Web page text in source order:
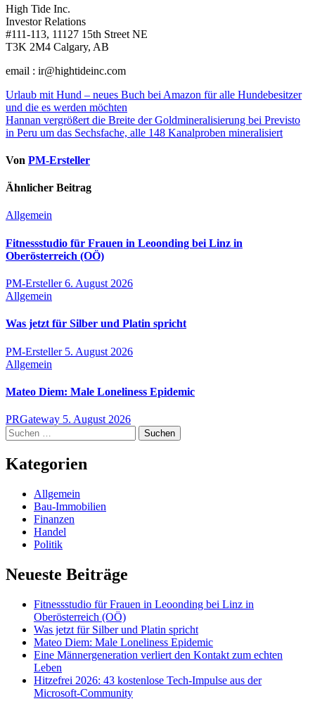
High Tide Inc.
Investor Relations
#111-113, 11127 15th Street NE
T3K 2M4 Calgary, AB
email : ir@hightideinc.com
Beitragsnavigation
Urlaub mit Hund – neues Buch bei Amazon für alle Hundebesitzer
und die es werden möchten
Hannan vergrößert die Breite der Goldmineralisierung bei Previsto
in Peru um das Sechsfache, alle 148 Kanalproben mineralisiert
Von PM-Ersteller
Ähnlicher Beitrag
Allgemein
Fitnessstudio für Frauen in Leoonding bei Linz in
Oberösterreich (OÖ)
PM-Ersteller6. August 2026
Allgemein
Was jetzt für Silber und Platin spricht
PM-Ersteller 5. August 2026
Allgemein
Mateo Diem: Male Loneliness Epidemic
PRGateway 5. August 2026
Suchen
nach:
Kategorien
Allgemein
Bau-Immobilien
Finanzen
Handel
Politik
Neueste Beiträge
Fitnessstudio für Frauen in Leoonding bei Linz in
Oberösterreich (OÖ)
Was jetzt für Silber und Platin spricht
Mateo Diem: Male Loneliness Epidemic
Eine Männergeneration verliert den Kontakt zum echten
Leben
Hitzefrei 2026: 43 kostenlose Tech-Impulse aus der
Microsoft-Community